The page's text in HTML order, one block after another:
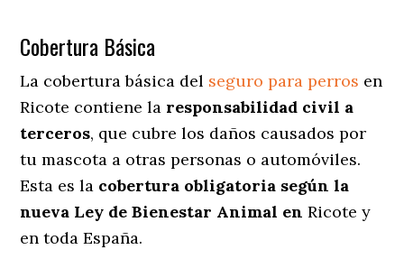
Cobertura Básica
La cobertura básica del seguro para perros en
Ricote contiene la responsabilidad civil a
terceros, que cubre los daños causados por
tu mascota a otras personas o automóviles.
Esta es la cobertura obligatoria según la
nueva Ley de Bienestar Animal enRicote y
en toda España.